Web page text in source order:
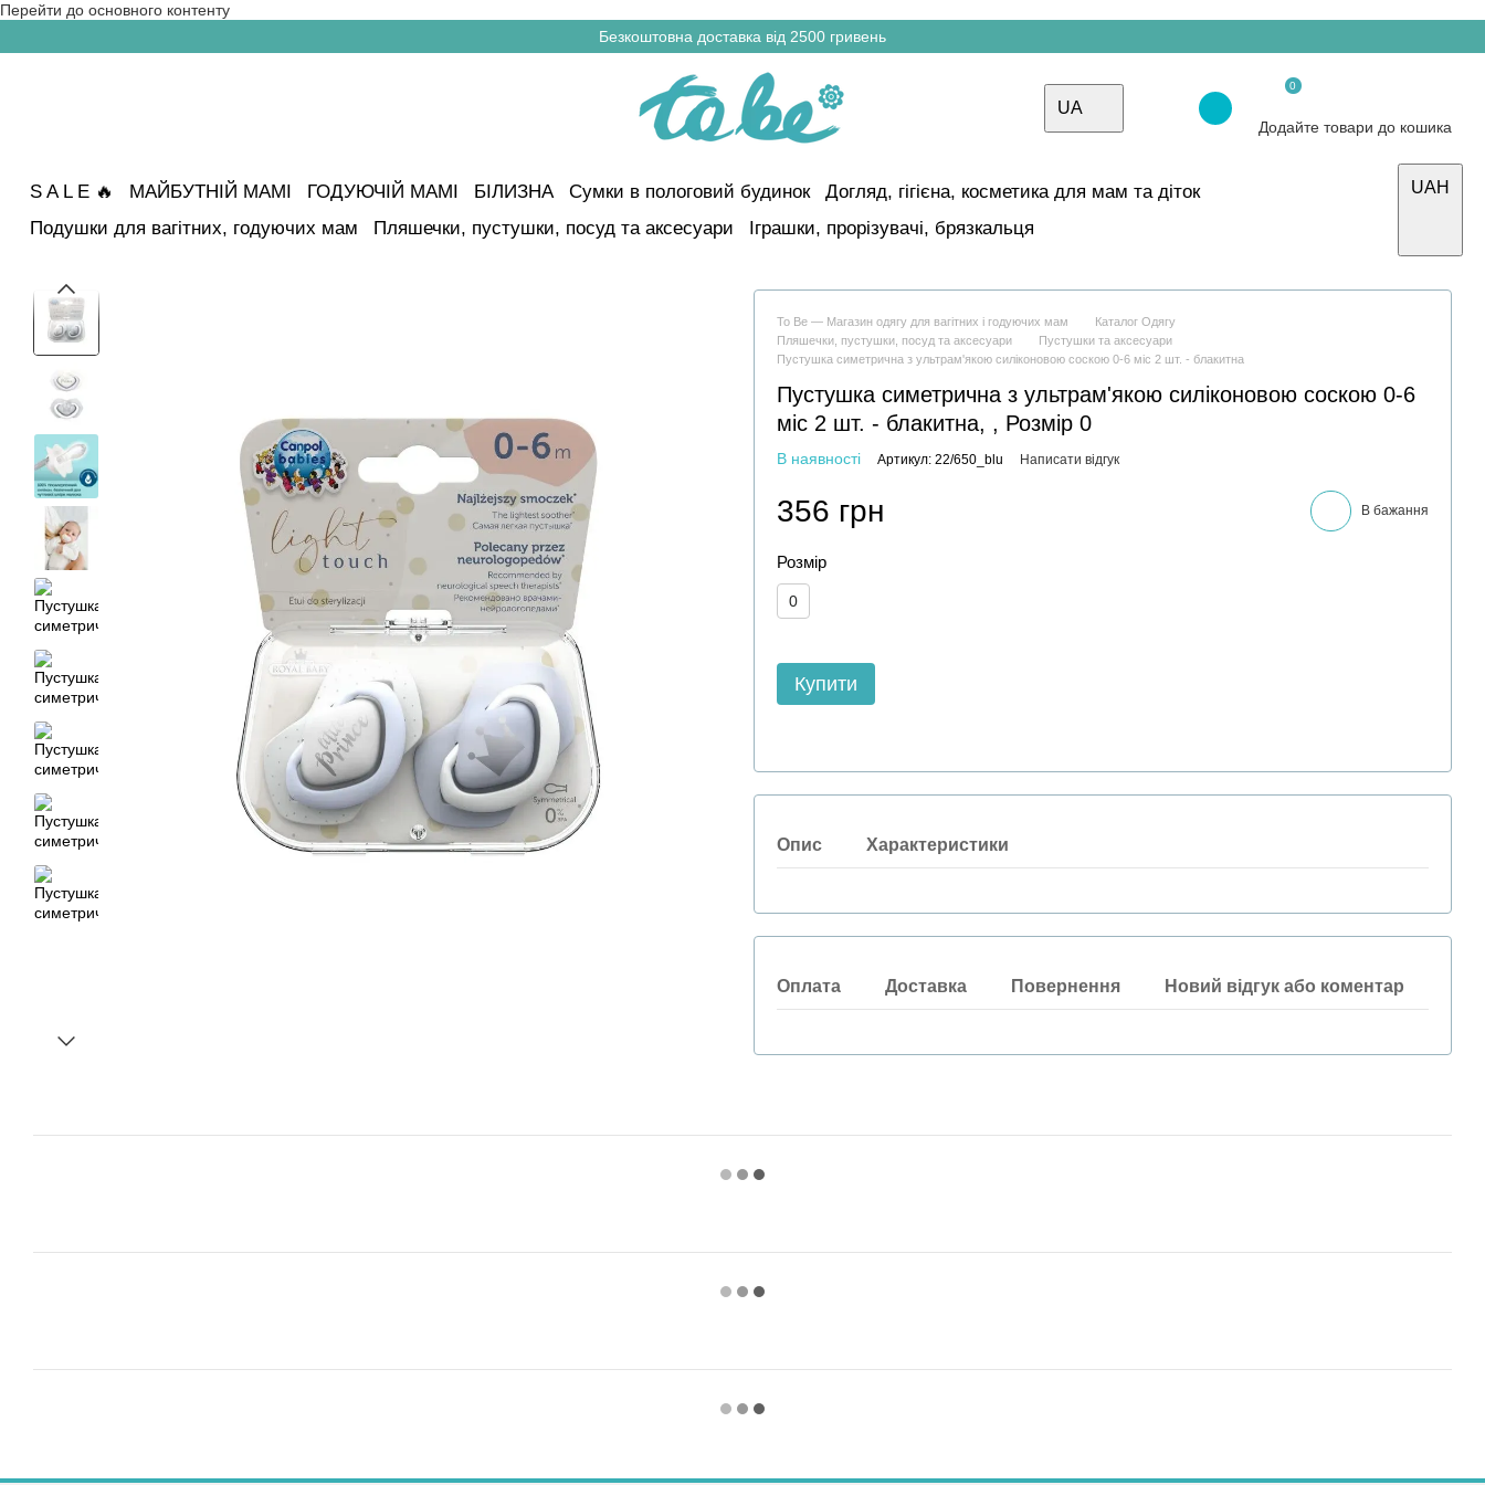
Перейти до основного контенту
Безкоштовна доставка від 2500 гривень
UA
0
Додайте товари до кошика
S A L E 🔥 МАЙБУТНІЙ МАМІ ГОДУЮЧІЙ МАМІ БІЛИЗНА Сумки в пологовий будинок
Догляд, гігієна, косметика для мам та діток
Подушки для вагітних, годуючих мам
Пляшечки, пустушки, посуд та аксесуари Іграшки, прорізувачі, брязкальця
UAH
To Be — Магазин одягу для вагітних і годуючих мам
Каталог Одягу
Пляшечки, пустушки, посуд та аксесуари
Пустушки та аксесуари
Пустушка симетрична з ультрам'якою силіконовою соскою 0-6 міс 2 шт. - блакитна
Пустушка симетрична з ультрам'якою силіконовою соскою 0-6
міс 2 шт. - блакитна, , Розмір 0
В наявності Артикул: 22/650_blu Написати відгук
356 грн В бажання
Розмір
0
Купити
Опис Характеристики
Оплата Доставка Повернення Новий відгук або коментар